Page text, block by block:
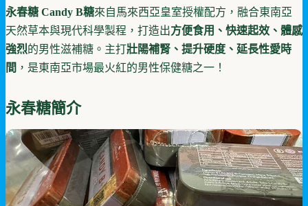
永春糖 Candy B糖來自馬來西亞皇室授權配方，融合東南亞
天然草本與現代科學製程，打造出方便食用、快速起效、體感
強烈的男性滋補糖。主打壯陽補腎、提升硬度、延長性愛時
間 ，是東南亞市場最火紅的男性保健糖之一！
永春糖簡介